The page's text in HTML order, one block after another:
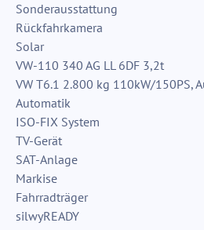
Sonderausstattung
Rückfahrkamera
Solar
VW-110 340 AG LL 6DF 3,2t
VW T6.1 2.800 kg 110kW/150PS,
Automatik
ISO-FIX System
TV-Gerät
SAT-Anlage
Markise
Fahrradträger
silwyREADY